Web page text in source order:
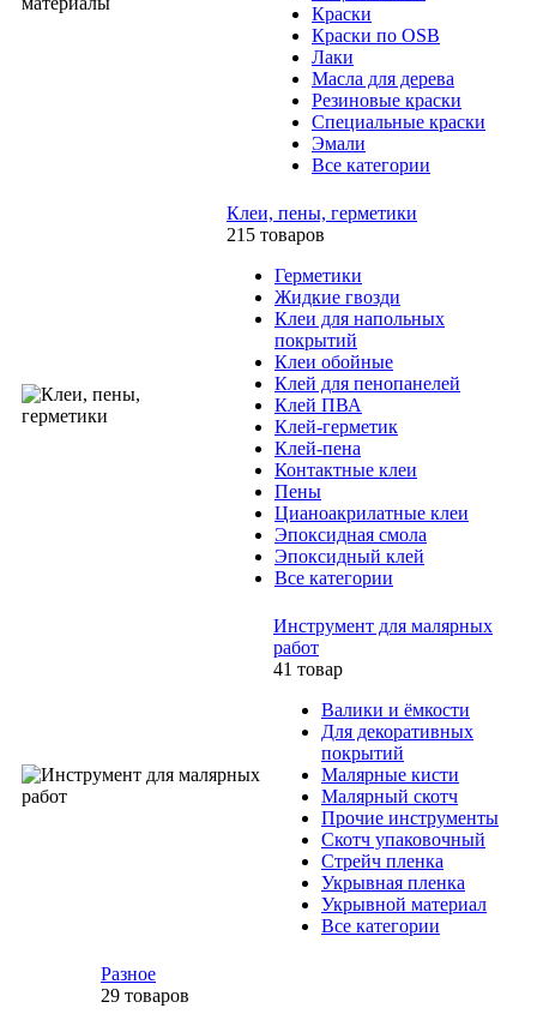
Краски
Краски по OSB
Лаки
Масла для дерева
Резиновые краски
Специальные краски
Эмали
Все категории
Клеи, пены, герметики
215 товаров
Герметики
Жидкие гвозди
Клеи для напольных
покрытий
Клеи обойные
Клей для пенопанелей
Клей ПВА
Клей-герметик
Клей-пена
Контактные клеи
Пены
Цианоакрилатные клеи
Эпоксидная смола
Эпоксидный клей
Все категории
Инструмент для малярных
работ
41 товар
Валики и ёмкости
Для декоративных
покрытий
Малярные кисти
Малярный скотч
Прочие инструменты
Скотч упаковочный
Стрейч пленка
Укрывная пленка
Укрывной материал
Все категории
Разное
29 товаров